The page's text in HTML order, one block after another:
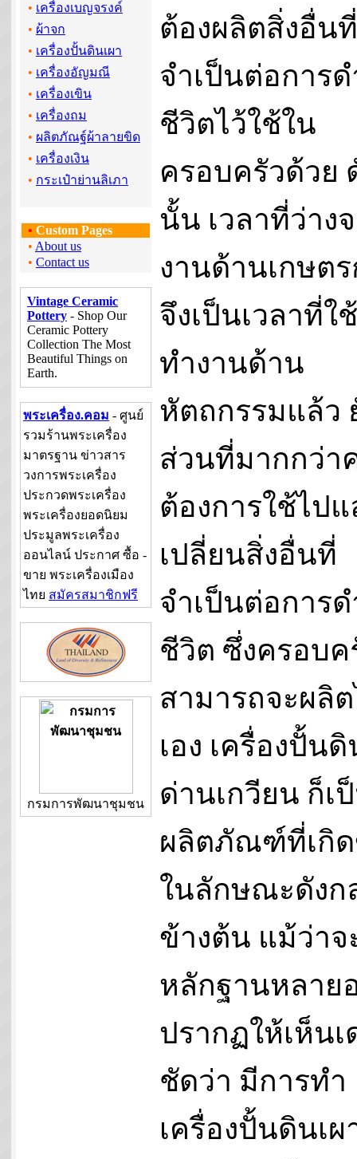
• เครื่องเบญจรงค์
• ผ้าจก
• เครื่องปั้นดินเผา
• เครื่องอัญมณี
• เครื่องเขิน
• เครื่องถม
• ผลิตภัณฐ์ผ้าลายขิด
• เครื่องเงิน
• กระเป๋าย่านลิเภา
• Custom Pages
• About us
• Contact us
Vintage Ceramic
Pottery - Shop Our
Ceramic Pottery
Collection The Most
Beautiful Things on
Earth.
พระเครื่อง.คอม - ศูนย์
รวมร้านพระเครื่อง
มาตรฐาน ข่าวสาร
วงการพระเครื่อง
ประกวดพระเครื่อง
พระเครื่องยอดนิยม
ประมูลพระเครื่อง
ออนไลน์ ประกาศ ซื้อ -
ขาย พระเครื่องเมือง
ไทย สมัครสมาชิกฟรี
กรมการพัฒนาชุมชน
ต้องผลิตสิ่งอื่นที่
จำเป็นต่อการด
ชีวิตไว้ใช้ใน
ครอบครัวด้วย
นั้น เวลาที่ว่าง
งานด้านเกษต
จึงเป็นเวลาที่ใช้
ทำงานด้าน
หัตถกรรมแล้ว
ส่วนที่มากกว่า
ต้องการใช้ไป
เปลี่ยนสิ่งอื่นที่
จำเป็นต่อการด
ชีวิต ซึ่งครอบค
สามารถจะผลิ
เอง เครื่องปั้นดิ
ด่านเกวียน ก็เ
ผลิตภัณฑ์ที่เกิ
ในลักษณะดังก
ข้างต้น แม้ว่าจ
หลักฐานหลาย
ปรากฏให้เห็นเ
ชัดว่า มีการทำ
เครื่องปั้นดินเผ